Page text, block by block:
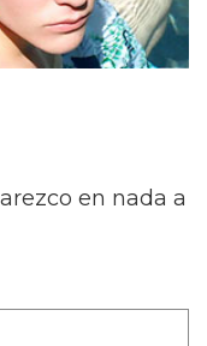
en nada a